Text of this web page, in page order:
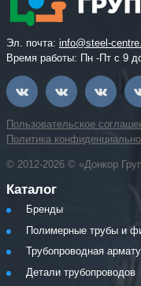
Эл. почта: info@steel-
Время работы: Пн -Пт с 9
Пользовательское
Политика
© 2012-2026 © «Донкор
Каталог
Бренды
Полимерные трубы и
Трубопроводная
Детали трубопроводов